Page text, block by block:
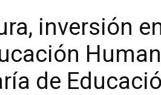
inversión
de